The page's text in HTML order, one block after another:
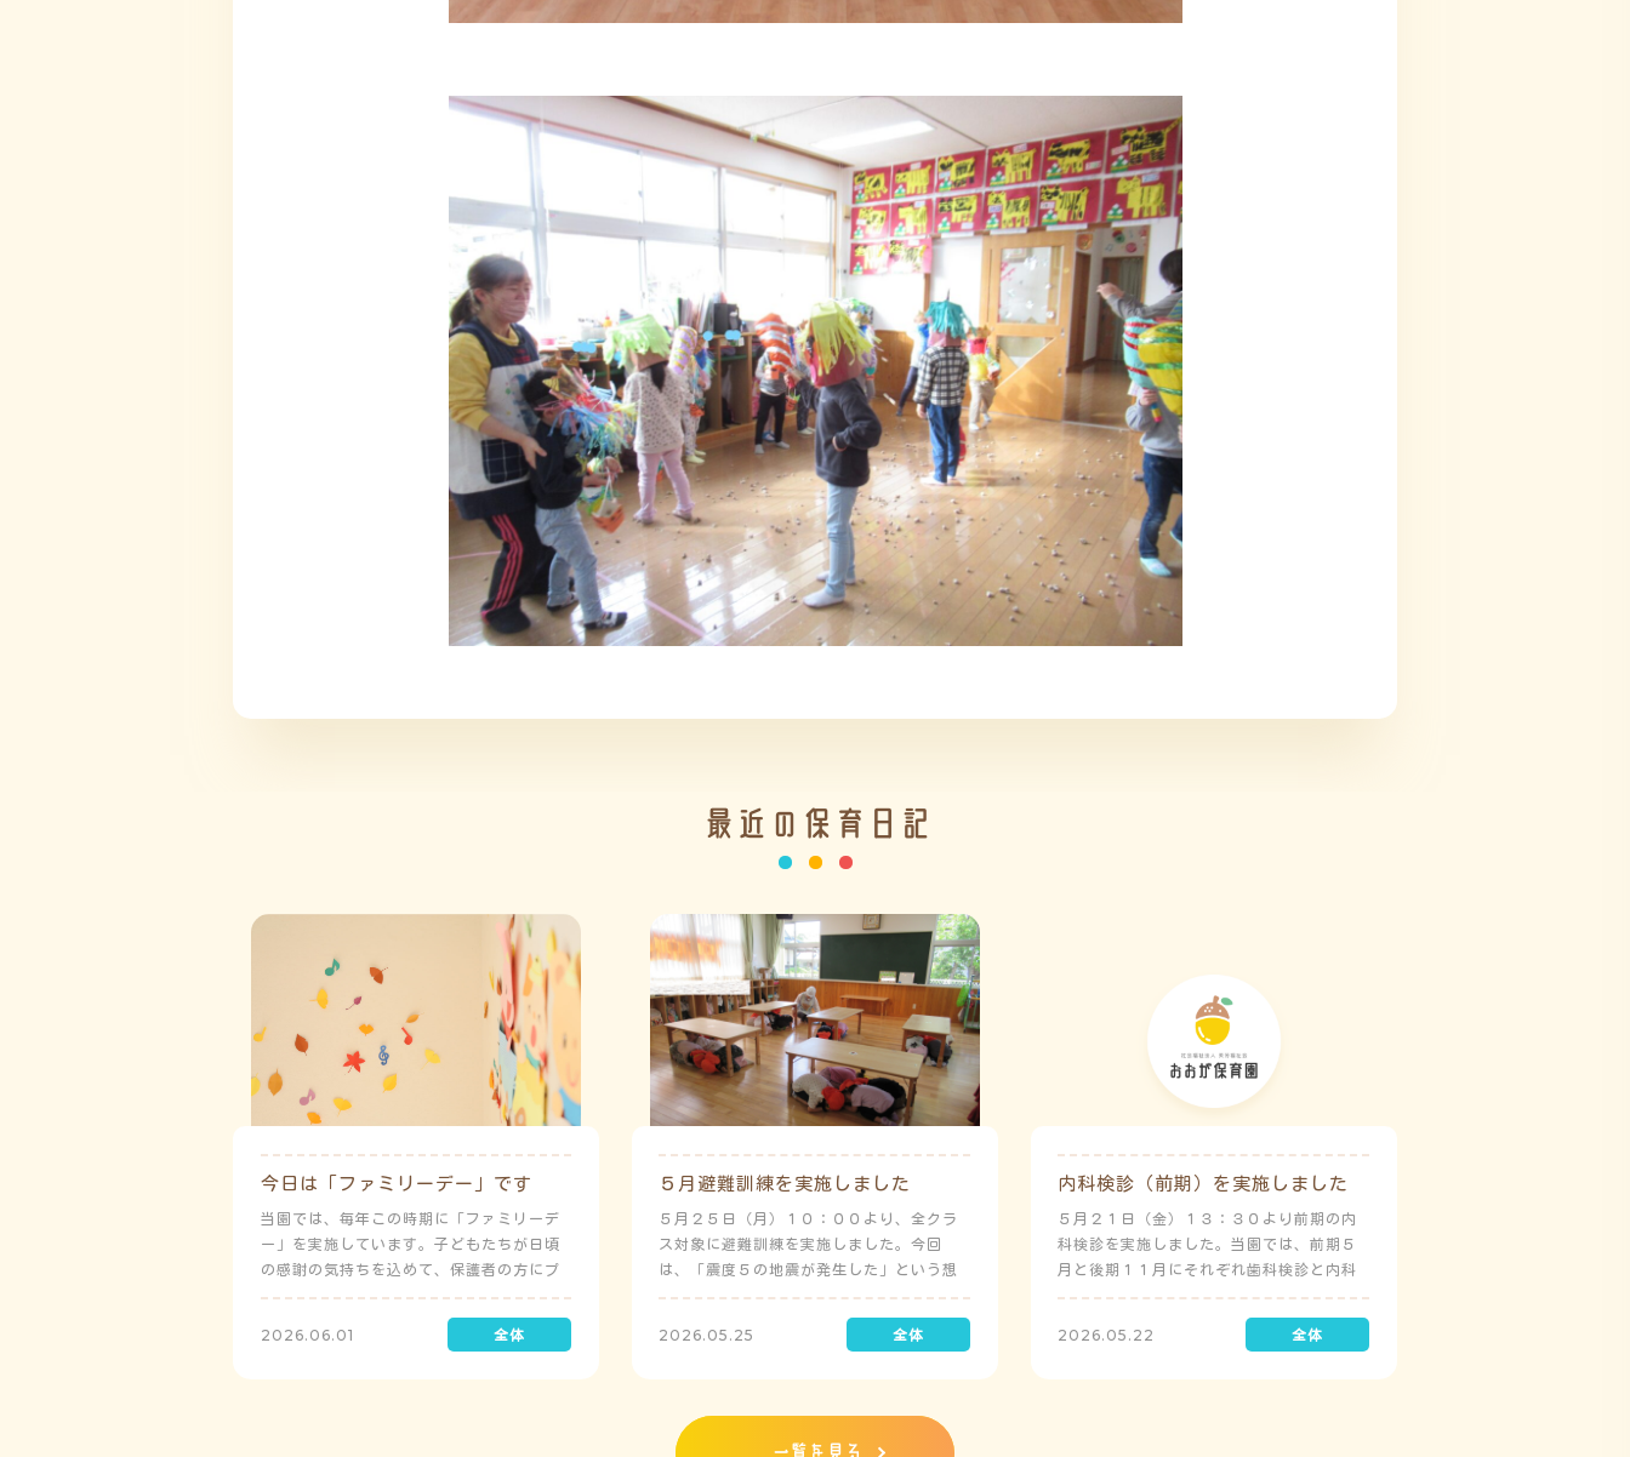
最近の保育日記
今日は「ファミリーデー」です
当園では、毎年この時期に「ファミリーデ
ー」を実施しています。子どもたちが日頃
の感謝の気持ちを込めて、保護者の方にプ
レゼントを制作して渡します。
2026.06.01
５月避難訓練を実施しました
５月２５日（月）１０：００より、全クラ
ス対象に避難訓練を実施しました。今回
は、「震度５の地震が発生した」という想
定で実施し、園児たちが職員の指示に従い
訓練に取り組みました。前庭（駐車場）に
全体集合をして人数確認をした後、各クラ
難することを想定（敷地面積が広いため）
しており、地震時の避難対応マニュアルの
2026.05.25
内科検診（前期）を実施しました
５月２１日（金）１３：３０より前期の内
科検診を実施しました。当園では、前期５
月と後期１１月にそれぞれ歯科検診と内科
検診を実施しています。
2026.05.22
一覧を見る